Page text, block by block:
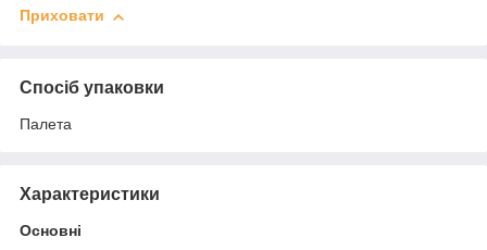
Приховати
Спосіб упаковки
Палета
Характеристики
Основні